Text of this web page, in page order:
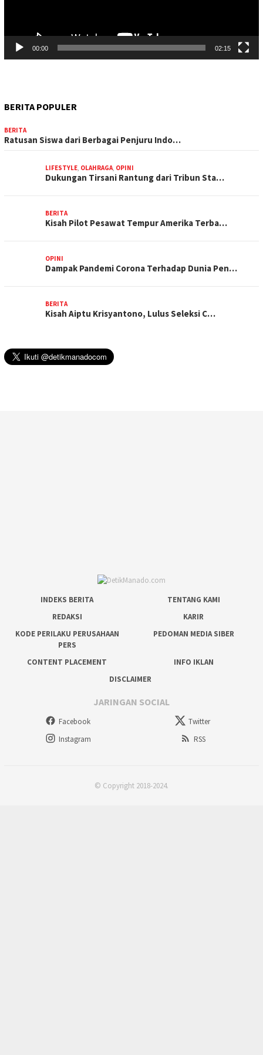
00:00 02:15
BERITA POPULER
BERITA
Ratusan Siswa dari Berbagai Penjuru Indo…
LIFESTYLE, OLAHRAGA, OPINI
Dukungan Tirsani Rantung dari Tribun Sta…
BERITA
Kisah Pilot Pesawat Tempur Amerika Terba…
OPINI
Dampak Pandemi Corona Terhadap Dunia Pen…
BERITA
Kisah Aiptu Krisyantono, Lulus Seleksi C…
INDEKS BERITA
TENTANG KAMI
REDAKSI
KARIR
KODE PERILAKU PERUSAHAAN
PERS
PEDOMAN MEDIA SIBER
CONTENT PLACEMENT
INFO IKLAN
DISCLAIMER
JARINGAN SOCIAL
Facebook
Twitter
Instagram
RSS
© Copyright 2018-2024.